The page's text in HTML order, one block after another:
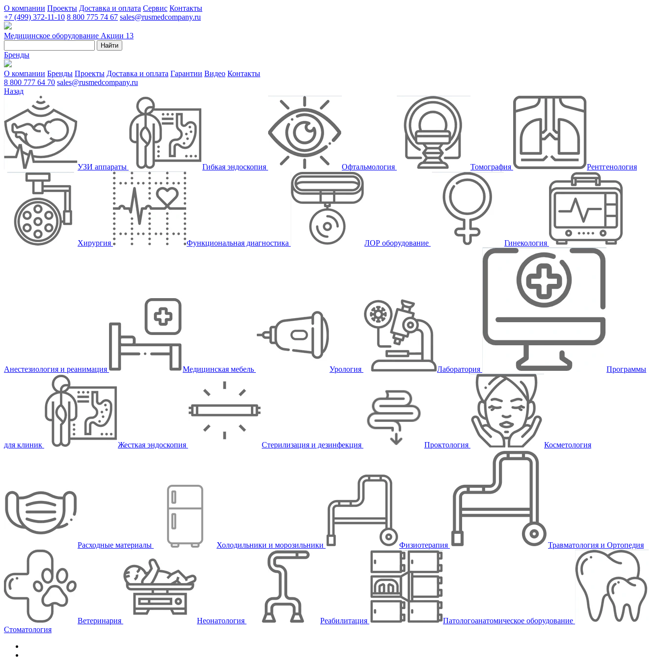
О компании Проекты Доставка и оплата Сервис Контакты
+7 (499) 372-11-10 8 800 775 74 67 sales@rusmedcompany.ru
Медицинское оборудование Акции 13
Найти
Бренды
О компании Бренды Проекты Доставка и оплата Гарантии Видео Контакты
8 800 777 64 70 sales@rusmedcompany.ru
Назад
УЗИ аппараты Гибкая эндоскопия Офтальмология Томография Рентгенология
Хирургия Функциональная диагностика ЛОР оборудование Гинекология
Анестезиология и реанимация Медицинская мебель Урология Лаборатория Программы
для клиник Жесткая эндоскопия Стерилизация и дезинфекция Проктология Косметология
Расходные материалы Холодильники и морозильники Физиотерапия Травматология и Ортопедия
Ветеринария Неонатология Реабилитация
Патологоанатомическое оборудование
Стоматология